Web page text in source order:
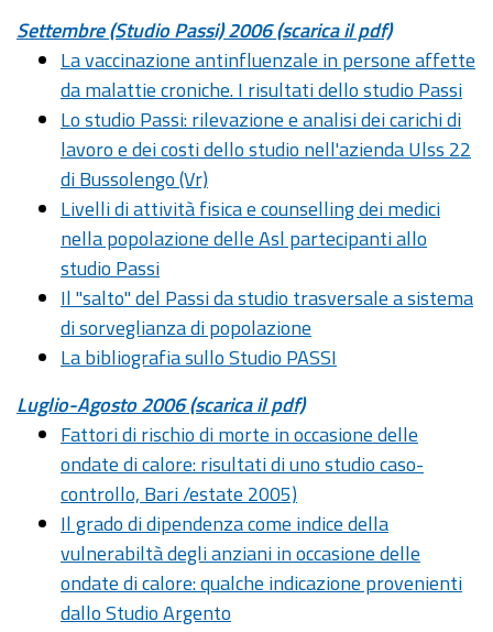
Settembre (Studio Passi) 2006 (scarica il pdf)
La vaccinazione antinfluenzale in persone affette
da malattie croniche. I risultati dello studio Passi
Lo studio Passi: rilevazione e analisi dei carichi di
lavoro e dei costi dello studio nell'azienda Ulss 22
di Bussolengo (Vr)
Livelli di attività fisica e counselling dei medici
nella popolazione delle Asl partecipanti allo
studio Passi
Il "salto" del Passi da studio trasversale a sistema
di sorveglianza di popolazione
La bibliografia sullo Studio PASSI
Luglio-Agosto 2006 (scarica il pdf)
Fattori di rischio di morte in occasione delle
ondate di calore: risultati di uno studio caso-
controllo, Bari /estate 2005)
Il grado di dipendenza come indice della
vulnerabiltà degli anziani in occasione delle
ondate di calore: qualche indicazione provenienti
dallo Studio Argento